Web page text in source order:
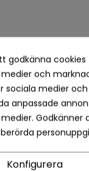
Klarna checkout
1-2 dagar med
öppet köp (se
godkänna cookies
och
sociala medier
anpassade
Godkänner
Konfigurera